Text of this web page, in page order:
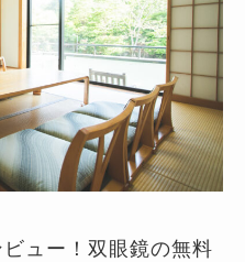
ュー！双眼鏡の無料